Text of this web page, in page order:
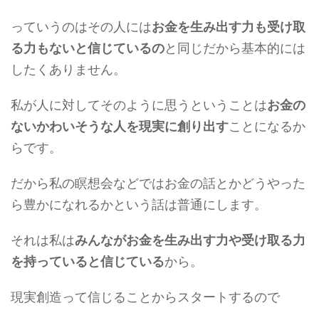
っていうのはその人にはお金を生み出す力も受け取
る力もないと信じているのと同じだから基本的には
したくありません。
私が人に対してそのように思うということはお金の
ないかわいそうな人を現実に創り出すことになるか
らです。
だから私の瞑想会などではお金の話とかどうやった
ら豊かになれるかという話は普通にします。
それは私はみんながお金を生み出す力や受け取る力
を持っていると信じているから。
現実創造って信じることからスタートするので